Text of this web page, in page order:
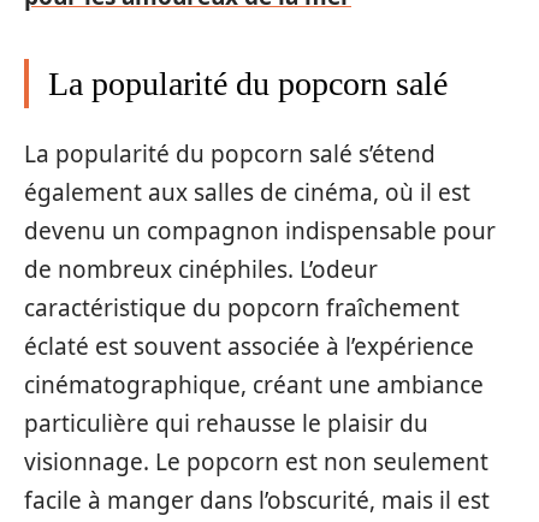
La popularité du popcorn salé
La popularité du popcorn salé s’étend
également aux salles de cinéma, où il est
devenu un compagnon indispensable pour
de nombreux cinéphiles. L’odeur
caractéristique du popcorn fraîchement
éclaté est souvent associée à l’expérience
cinématographique, créant une ambiance
particulière qui rehausse le plaisir du
visionnage. Le popcorn est non seulement
facile à manger dans l’obscurité, mais il est